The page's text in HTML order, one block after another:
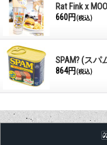
Rat Fink x
660円 (税込)
SPAM? (スパ
864円 (税込)